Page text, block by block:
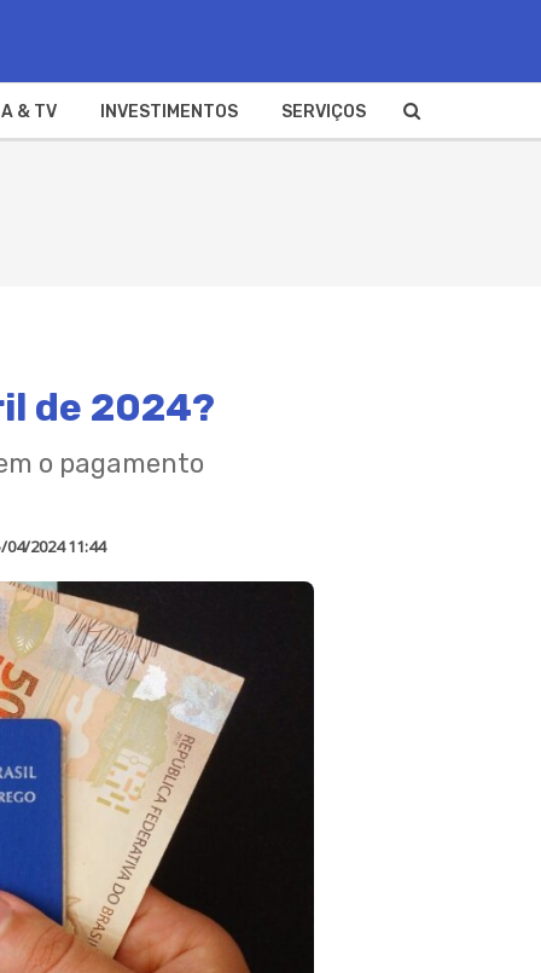
& TV INVESTIMENTOS SERVIÇOS
de 2024?
o pagamento
04/2024 11:44